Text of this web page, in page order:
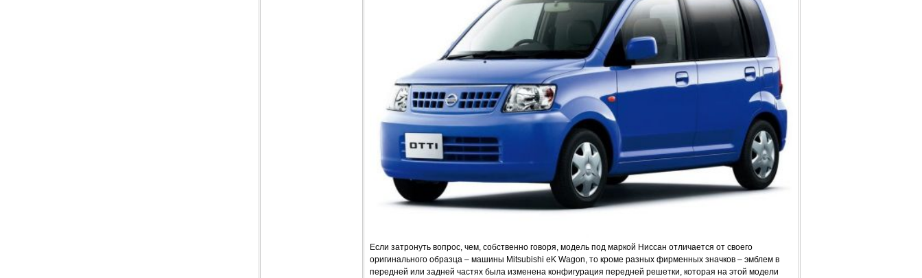
Если затронуть вопрос, чем, собственно говоря, модель под маркой Ниссан отличается от своего
оригинального образца – машины Mitsubishi eK Wagon, то кроме разных фирменных значков – эмблем в
передней или задней частях была изменена конфигурация передней решетки, которая на этой модели